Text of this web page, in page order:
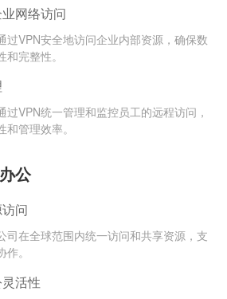
网络访问
过VPN安全地访问企业内部资源，确保数
完整性。
过VPN统一管理和监控员工的远程访问，
和管理效率。
公
问
司在全球范围内统一访问和共享资源，支
。
活性